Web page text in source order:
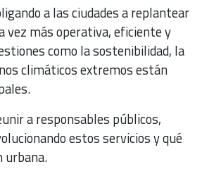
a las ciudades a replantear
vez más operativa, eficiente y
como la sostenibilidad, la
climáticos extremos están
a responsables públicos,
estos servicios y qué
urbana.